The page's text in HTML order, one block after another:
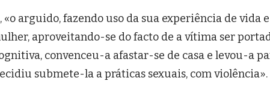
«o arguido, fazendo uso da sua experiência de vida
aproveitando-se do facto de a vítima ser
convenceu-a afastar-se de casa e levou-a
submete-la a práticas sexuais, com violência».